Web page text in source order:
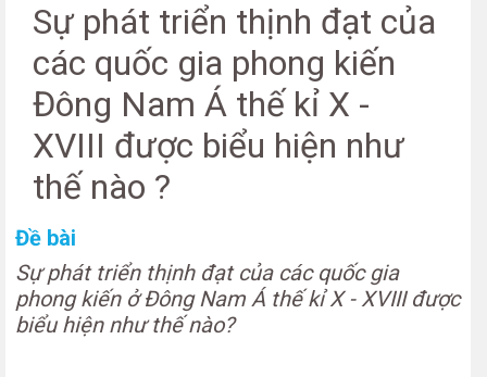
Sự phát triển thịnh đạt của
các quốc gia phong kiến
Đông Nam Á thế kỉ X -
XVIII được biểu hiện như
thế nào ?
Đề bài
Sự phát triển thịnh đạt của các quốc gia
phong kiến ở Đông Nam Á thế kỉ X - XVIII được
biểu hiện như thế nào?